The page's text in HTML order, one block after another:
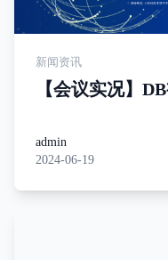
新闻资讯
【会议实况】
admin
2024-06-19